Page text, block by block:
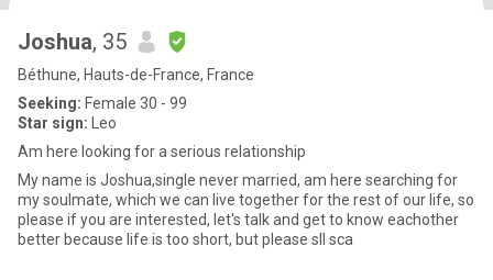
Joshua, 35
Béthune, Hauts-de-France, France
Seeking: Female 30 - 99
Star sign: Leo
Am here looking for a serious relationship
My name is Joshua,single never married, am here searching for
my soulmate, which we can live together for the rest of our life, so
please if you are interested, let's talk and get to know eachother
better because life is too short, but please sll sca